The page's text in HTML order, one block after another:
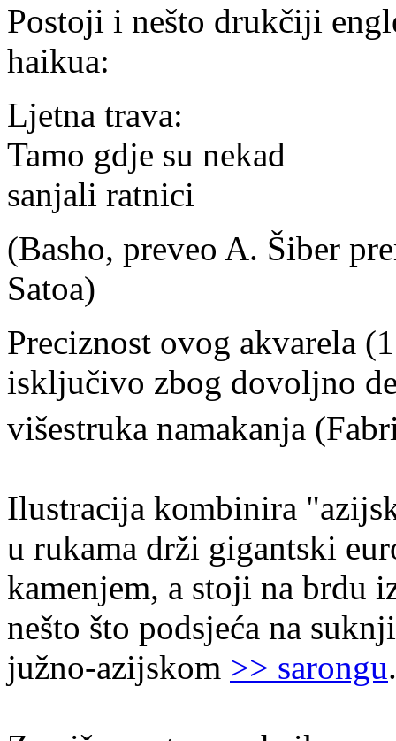
Postoji i nešto drukčiji
haikua:
Ljetna trava:
Tamo gdje su nekad
sanjali ratnici
(Basho, preveo A. Šiber
Satoa)
Preciznost ovog akvarela
isključivo zbog dovoljno
višestruka namakanja
Ilustracija kombinira
u rukama drži gigantski
kamenjem, a stoji na brdu
nešto što podsjeća na
južno-azijskom >> sarongu.